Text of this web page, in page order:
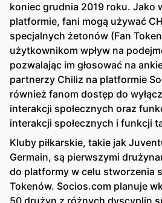
koniec grudnia 2019 roku. Jako
platformie, fani mogą używać
specjalnych żetonów (Fan
użytkownikom wpływ na
pozwalając im głosować na
partnerzy Chiliz na platformie
również fanom dostęp do
interakcji społecznych oraz
interakcji społecznych i funkcji
Kluby piłkarskie, takie jak
Germain, są pierwszymi
do platformy w celu stworzenia
Tokenów. Socios.com planuje
50 drużyn z różnych dyscyplin